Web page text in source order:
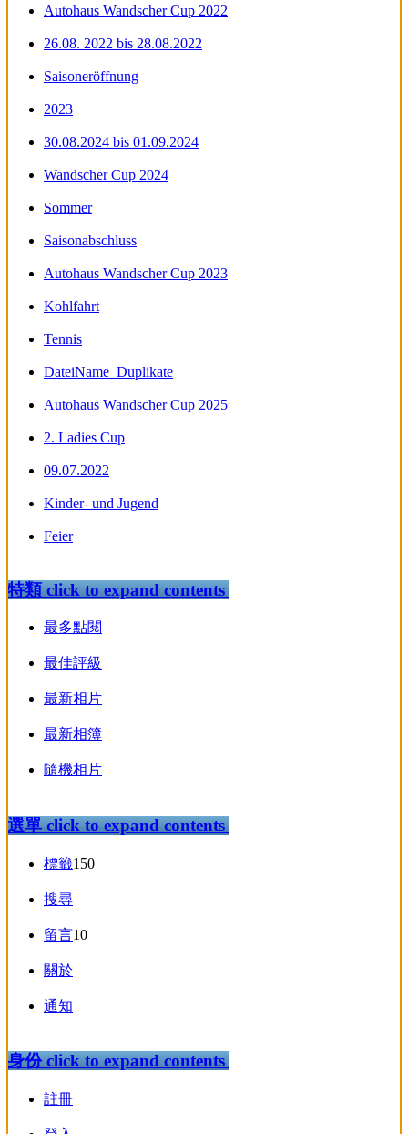
Autohaus Wandscher Cup 2022
26.08. 2022 bis 28.08.2022
Saisoneröffnung
2023
30.08.2024 bis 01.09.2024
Wandscher Cup 2024
Sommer
Saisonabschluss
Autohaus Wandscher Cup 2023
Kohlfahrt
Tennis
DateiName_Duplikate
Autohaus Wandscher Cup 2025
2. Ladies Cup
09.07.2022
Kinder- und Jugend
Feier
特類click to expand contents
最多點閱
最佳評級
最新相片
最新相簿
隨機相片
選單click to expand contents
標籤150
搜尋
留言10
關於
通知
身份click to expand contents
註冊